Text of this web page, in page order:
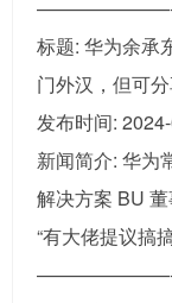
标题: 华为余承
门外汉，但可
发布时间:
新闻简介: 华为
解决方案 BU
“有大佬提议搞